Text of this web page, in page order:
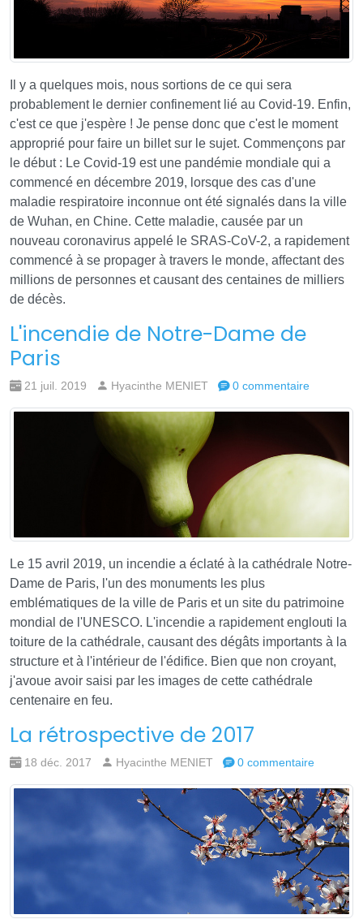
Il y a quelques mois, nous sortions de ce qui sera
probablement le dernier confinement lié au Covid-19. Enfin,
c'est ce que j'espère ! Je pense donc que c'est le moment
approprié pour faire un billet sur le sujet. Commençons par
le début : Le Covid-19 est une pandémie mondiale qui a
commencé en décembre 2019, lorsque des cas d'une
maladie respiratoire inconnue ont été signalés dans la ville
de Wuhan, en Chine. Cette maladie, causée par un
nouveau coronavirus appelé le SRAS-CoV-2, a rapidement
commencé à se propager à travers le monde, affectant des
millions de personnes et causant des centaines de milliers
de décès.
L'incendie de Notre-Dame de
Paris
21 juil. 2019 Hyacinthe MENIET 0 commentaire
Le 15 avril 2019, un incendie a éclaté à la cathédrale Notre-
Dame de Paris, l'un des monuments les plus
emblématiques de la ville de Paris et un site du patrimoine
mondial de l'UNESCO. L'incendie a rapidement englouti la
toiture de la cathédrale, causant des dégâts importants à la
structure et à l'intérieur de l'édifice. Bien que non croyant,
j'avoue avoir saisi par les images de cette cathédrale
centenaire en feu.
La rétrospective de 2017
18 déc. 2017 Hyacinthe MENIET 0 commentaire